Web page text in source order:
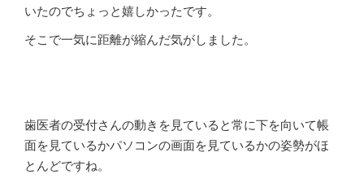
いたのでちょっと嬉しかったです。
そこで一気に距離が縮んだ気がしました。
歯医者の受付さんの動きを見ていると常に下を向いて帳
面を見ているかパソコンの画面を見ているかの姿勢がほ
とんどですね。